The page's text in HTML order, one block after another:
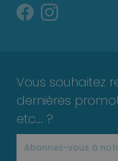
Vous souhaitez
dernières
etc... ?